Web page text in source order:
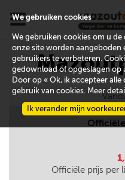
x
Officiële prijs per
We gebruiken cookies
We gebruiken cookies om u
onze site worden aangeboden
gebruikers te verbeteren.
gedownload of opgeslagen
Door op « Ok, ik accepteer
gebruik van cookies. Meer
Ik verander mijn